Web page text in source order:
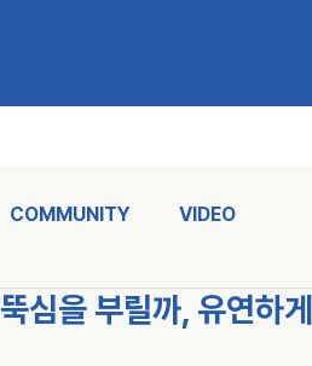
COMMUNITY VIDEO
뚝심을 부릴까, 유연하